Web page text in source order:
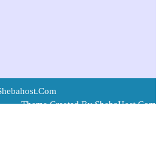
Theme Created By ShebaHost.Com